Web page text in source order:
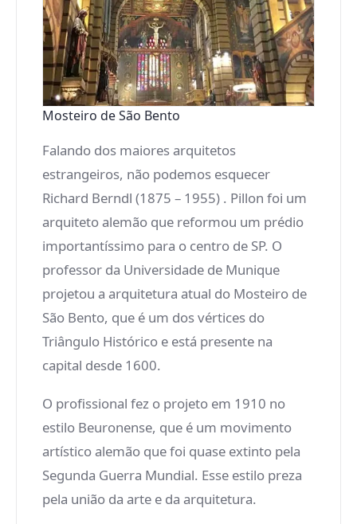
Mosteiro de São Bento
Falando dos maiores arquitetos
estrangeiros, não podemos esquecer
Richard Berndl (1875 – 1955) . Pillon foi um
arquiteto alemão que reformou um prédio
importantíssimo para o centro de SP. O
professor da Universidade de Munique
projetou a arquitetura atual do Mosteiro de
São Bento, que é um dos vértices do
Triângulo Histórico e está presente na
capital desde 1600.
O profissional fez o projeto em 1910 no
estilo Beuronense, que é um movimento
artístico alemão que foi quase extinto pela
Segunda Guerra Mundial. Esse estilo preza
pela união da arte e da arquitetura.